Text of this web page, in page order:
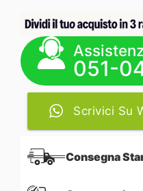
051-
Scrivici Su
Consegna